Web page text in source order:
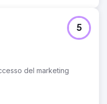
del marketing
5